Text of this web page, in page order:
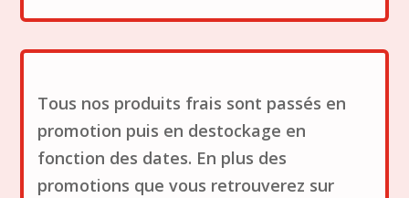
Tous nos produits frais sont passés en
promotion puis en destockage en
fonction des dates. En plus des
promotions que vous retrouverez sur